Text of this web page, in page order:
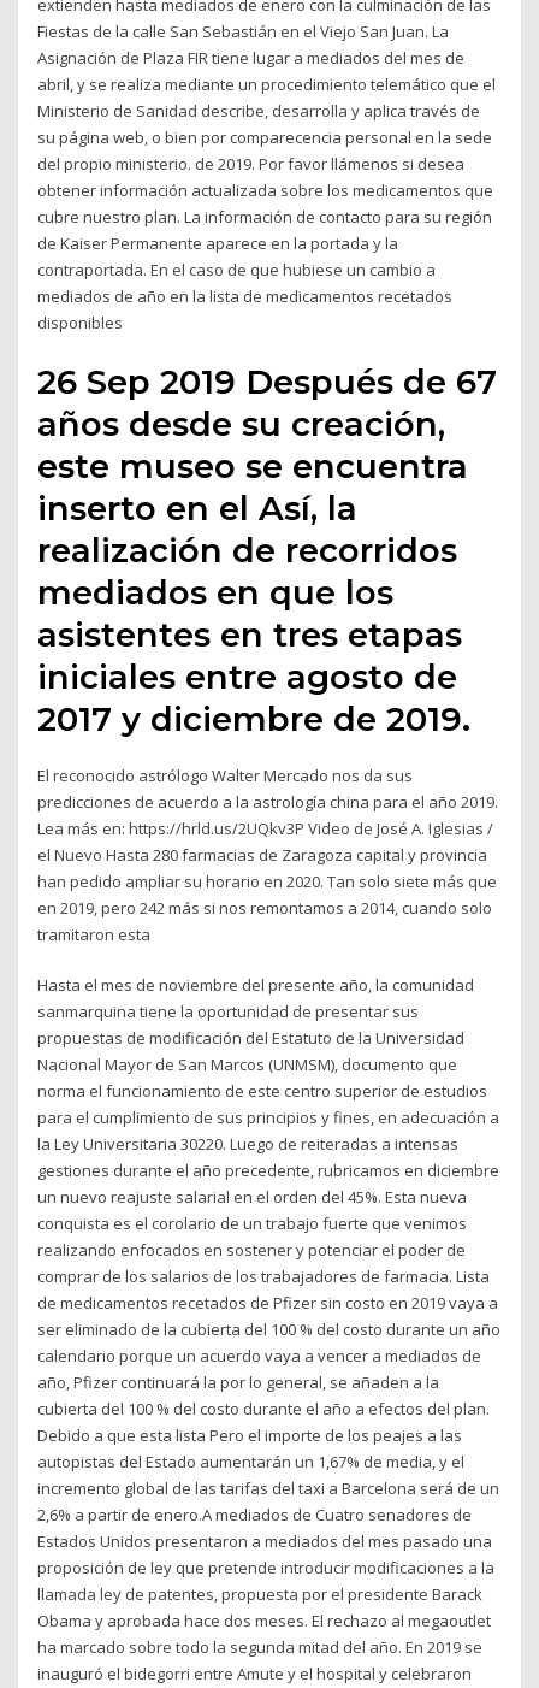
extienden hasta mediados de enero con la culminación de las
Fiestas de la calle San Sebastián en el Viejo San Juan. La
Asignación de Plaza FIR tiene lugar a mediados del mes de
abril, y se realiza mediante un procedimiento telemático que el
Ministerio de Sanidad describe, desarrolla y aplica través de
su página web, o bien por comparecencia personal en la sede
del propio ministerio. de 2019. Por favor llámenos si desea
obtener información actualizada sobre los medicamentos que
cubre nuestro plan. La información de contacto para su región
de Kaiser Permanente aparece en la portada y la
contraportada. En el caso de que hubiese un cambio a
mediados de año en la lista de medicamentos recetados
disponibles
26 Sep 2019 Después de 67
años desde su creación,
este museo se encuentra
inserto en el Así, la
realización de recorridos
mediados en que los
asistentes en tres etapas
iniciales entre agosto de
2017 y diciembre de 2019.
El reconocido astrólogo Walter Mercado nos da sus
predicciones de acuerdo a la astrología china para el año 2019.
Lea más en: https://hrld.us/2UQkv3P Video de José A. Iglesias /
el Nuevo Hasta 280 farmacias de Zaragoza capital y provincia
han pedido ampliar su horario en 2020. Tan solo siete más que
en 2019, pero 242 más si nos remontamos a 2014, cuando solo
tramitaron esta
Hasta el mes de noviembre del presente año, la comunidad
sanmarquina tiene la oportunidad de presentar sus
propuestas de modificación del Estatuto de la Universidad
Nacional Mayor de San Marcos (UNMSM), documento que
norma el funcionamiento de este centro superior de estudios
para el cumplimiento de sus principios y fines, en adecuación a
la Ley Universitaria 30220. Luego de reiteradas a intensas
gestiones durante el año precedente, rubricamos en diciembre
un nuevo reajuste salarial en el orden del 45%. Esta nueva
conquista es el corolario de un trabajo fuerte que venimos
realizando enfocados en sostener y potenciar el poder de
comprar de los salarios de los trabajadores de farmacia. Lista
de medicamentos recetados de Pfizer sin costo en 2019 vaya a
ser eliminado de la cubierta del 100 % del costo durante un año
calendario porque un acuerdo vaya a vencer a mediados de
año, Pfizer continuará la por lo general, se añaden a la
cubierta del 100 % del costo durante el año a efectos del plan.
Debido a que esta lista Pero el importe de los peajes a las
autopistas del Estado aumentarán un 1,67% de media, y el
incremento global de las tarifas del taxi a Barcelona será de un
2,6% a partir de enero.A mediados de Cuatro senadores de
Estados Unidos presentaron a mediados del mes pasado una
proposición de ley que pretende introducir modificaciones a la
llamada ley de patentes, propuesta por el presidente Barack
Obama y aprobada hace dos meses. El rechazo al megaoutlet
ha marcado sobre todo la segunda mitad del año. En 2019 se
inauguró el bidegorri entre Amute y el hospital y celebraron